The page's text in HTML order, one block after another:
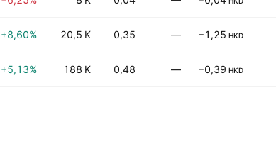
+8,60% 20,5 K 0,35 — −1,25 HKD
+5,13% 188 K 0,48 — −0,39 HKD